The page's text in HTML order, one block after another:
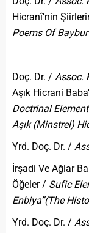
Hicranî’nin
Poems Of
Doç. Dr. / Assoc.
Aşık Hicrani
Doctrinal
Aşık (Minstrel)
Yrd. Doç. Dr. /
İrşadi Ve Ağlar
Öğeler / Sufic
Enbiya”(The
Yrd. Doç. Dr. /